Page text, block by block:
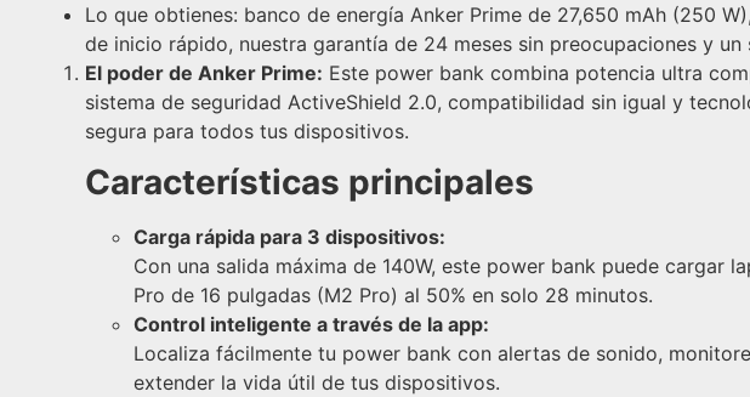
Lo que obtienes: banco de energía Anker Prime de 27,650 mAh (250
de inicio rápido, nuestra garantía de 24 meses sin preocupaciones y
El poder de Anker Prime: Este power bank combina potencia ultra
sistema de seguridad ActiveShield 2.0, compatibilidad sin igual y
segura para todos tus dispositivos.
Características principales
Carga rápida para 3 dispositivos:
Con una salida máxima de 140W, este power bank puede cargar
Pro de 16 pulgadas (M2 Pro) al 50% en solo 28 minutos.
Control inteligente a través de la app:
Localiza fácilmente tu power bank con alertas de sonido,
extender la vida útil de tus dispositivos.